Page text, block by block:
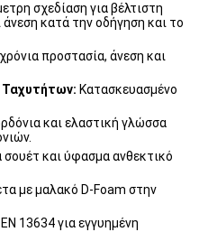
σχεδίαση για βέλτιστη
κατά την οδήγηση και το
προστασία, άνεση και
Ταχυτήτων: Κατασκευασμένο
και ελαστική γλώσσα
και ύφασμα ανθεκτικό
με μαλακό D-Foam στην
13634 για εγγυημένη